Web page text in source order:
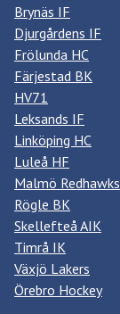
Brynäs IF
Djurgårdens IF
Frölunda HC
Färjestad BK
HV71
Leksands IF
Linköping HC
Luleå HF
Malmö Redhawks
Rögle BK
Skellefteå AIK
Timrå IK
Växjö Lakers
Örebro Hockey